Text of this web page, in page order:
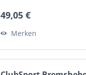
49,05 €
Merken